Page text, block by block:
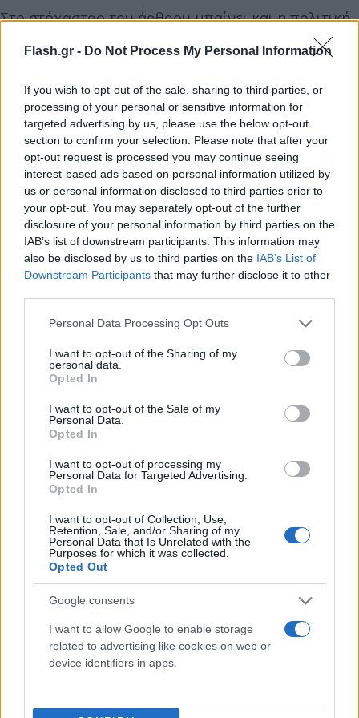
Flash.gr - Do Not Process My Personal Information
If you wish to opt-out of the sale, sharing to third parties, or
processing of your personal or sensitive information for
targeted advertising by us, please use the below opt-out
section to confirm your selection. Please note that after your
opt-out request is processed you may continue seeing
interest-based ads based on personal information utilized by
us or personal information disclosed to third parties prior to
your opt-out. You may separately opt-out of the further
disclosure of your personal information by third parties on the
IAB’s list of downstream participants. This information may
also be disclosed by us to third parties on the IAB’s List of
Downstream Participants that may further disclose it to other
Please note that this website/app uses one or more Google
not limited to your visit or usage behaviour. You may click to
grant or deny consent to Google and its third-party tags to
use your data for below specified purposes in below Google
consent section.
Personal Data Processing Opt Outs
I want to opt-out of the Sharing of my
personal data.
Opted In
I want to opt-out of the Sale of my
Personal Data.
Opted In
I want to opt-out of processing my
Personal Data for Targeted Advertising.
Opted In
I want to opt-out of Collection, Use,
Retention, Sale, and/or Sharing of my
Personal Data that Is Unrelated with the
Purposes for which it was collected.
Opted Out
Google consents
I want to allow Google to enable storage
related to advertising like cookies on web or
device identifiers in apps.
Στο στόχαστρο του άρθρου μπαίνει και η πολιτική
διεξαχθούν βουλευτικές εκλογές το επόμενο
διάστημα, αλλά και ποιο μπορεί να είναι το
αποτέλεσμα.
«Αν και ο Κυριάκος Μητσοτάκης έχει σταθερή
πλειοψηφία, πρέπει να προκηρύξει εκλογές το
αργότερο μέχρι τον Αύγουστο του 2023. Αυτό θα
διεξαχθεί με αναλογική, με αποτέλεσμα κανένα
κόμμα να μην έχει την απόλυτη πλειοψηφία. Στη
συνέχεια, θα διεξαχθεί β' γύρος εκλογών, βάσει
νέου νόμου, που θα δώσει στο ηγετικό κόμμα
μεγάλο αριθμό μπόνους βουλευτών.
Οι δημοσκοπήσεις έδειχναν προηγουμένως ότι ο
Μητσοτάκης θα κέρδιζε την πλειοψηφία σε αυτές
Όμως, μετά το ξέσπασμα του σκανδάλου, αυτό δεν
φαίνεται πλέον πιθανό. Επιπλέον, θα του είναι
δύσκολο να σχηματίσει συνασπισμό, καθώς ο
προφανής συνεργάτης του ήταν το ΠΑΣΟΚ. Θα είναι
εξαιρετικά απρόθυμο να κάνει συμφωνία με τον
Μητσοτάκη.
Ωστόσο, θα είναι επίσης δύσκολο για το
μεγαλύτερο κόμμα της ελληνικής αντιπολίτευσης,
Αν και θα προσπαθούσε να κλείσει μια συμφωνία
με το ΠΑΣΟΚ, τα δύο κόμματα πιθανότατα δεν θα